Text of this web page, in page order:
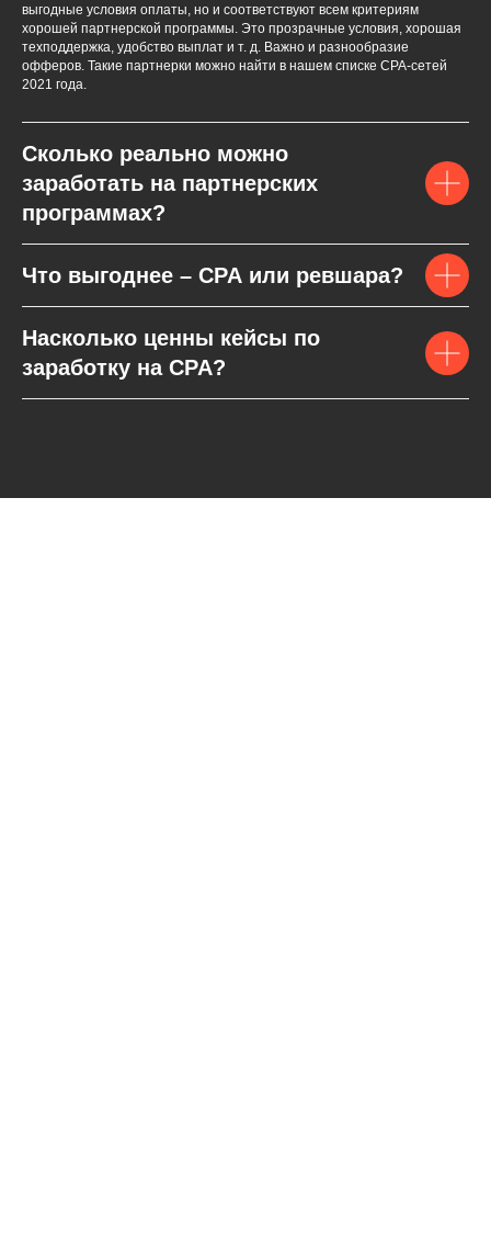
выгодные условия оплаты, но и соответствуют всем критериям
хорошей партнерской программы. Это прозрачные условия, хорошая
техподдержка, удобство выплат и т. д. Важно и разнообразие
офферов. Такие партнерки можно найти в нашем списке СPA-сетей
2021 года.
Сколько реально можно
заработать на партнерских
программах?
Что выгоднее – CPA или ревшара?
Насколько ценны кейсы по
заработку на CPA?